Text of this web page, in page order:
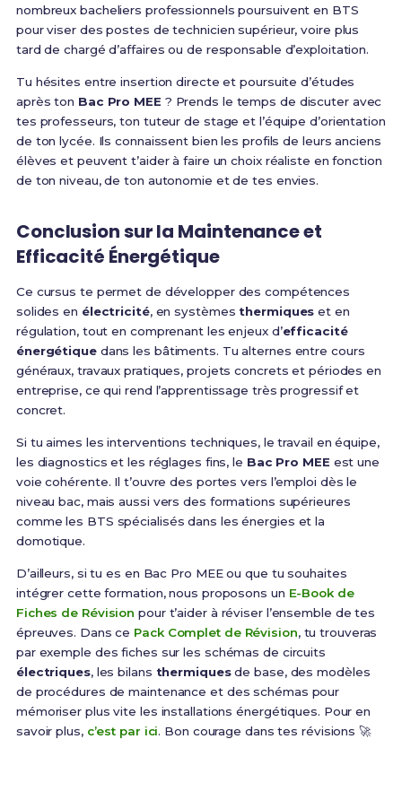
nombreux bacheliers professionnels poursuivent en BTS
pour viser des postes de technicien supérieur, voire plus
tard de chargé d’affaires ou de responsable d’exploitation.
Tu hésites entre insertion directe et poursuite d’études
après ton Bac Pro MEE ? Prends le temps de discuter avec
tes professeurs, ton tuteur de stage et l’équipe d’orientation
de ton lycée. Ils connaissent bien les profils de leurs anciens
élèves et peuvent t’aider à faire un choix réaliste en fonction
de ton niveau, de ton autonomie et de tes envies.
Conclusion sur la Maintenance et
Efficacité Énergétique
Ce cursus te permet de développer des compétences
solides en électricité, en systèmesthermiques et en
régulation, tout en comprenant les enjeux d’efficacité
énergétiquedans les bâtiments. Tu alternes entre cours
généraux, travaux pratiques, projets concrets et périodes en
entreprise, ce qui rend l’apprentissage très progressif et
concret.
Si tu aimes les interventions techniques, le travail en équipe,
les diagnostics et les réglages fins, le Bac Pro MEE est une
voie cohérente. Il t’ouvre des portes vers l’emploi dès le
niveau bac, mais aussi vers des formations supérieures
comme les BTS spécialisés dans les énergies et la
domotique.
D’ailleurs, si tu es en Bac Pro MEE ou que tu souhaites
intégrer cette formation, nous proposons un E-Book de
Fiches de Révision pour t’aider à réviser l’ensemble de tes
épreuves. Dans ce Pack Complet de Révision, tu trouveras
par exemple des fiches sur les schémas de circuits
électriques, les bilans thermiquesde base, des modèles
de procédures de maintenance et des schémas pour
mémoriser plus vite les installations énergétiques. Pour en
savoir plus, c’est par ici. Bon courage dans tes révisions 🚀